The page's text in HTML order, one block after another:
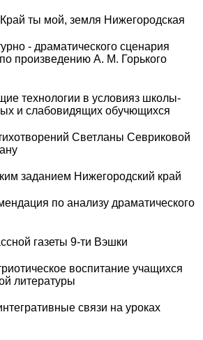
ты мой, земля Нижегородская
- драматического сценария
произведению А. М. Горького
технологии в условияз школы-
и слабовидящих обучющихся
Светланы Севриковой
заданием Нижегородский край
по анализу драматического
газеты 9-ти Вэшки
воспитание учащихся
литературы
связи на уроках